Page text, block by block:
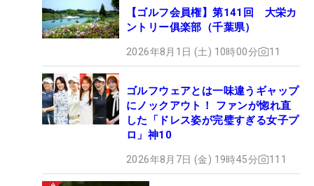
【ゴルフ会員権】第141回 大栄カ
ントリー俱楽部（千葉県）
2026年8月1日 (土) 10時00分 11
ゴルフウェアとは一味違うギャップ
にノックアウト！ ファンが惚れ直
した「ドレス姿が完璧すぎる女子プ
ロ」神10
2026年8月7日 (金) 19時45分 111